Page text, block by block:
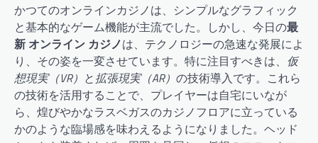
かつてのオンラインカジノは、シンプルなグラフィック
と基本的なゲーム機能が主流でした。しかし、今日の最
新 オンライン カジノは、テクノロジーの急速な発展によ
り、その姿を一変させています。特に注目すべきは、 仮
想現実（VR） と拡張現実（AR） の技術導入です。これら
の技術を活用することで、プレイヤーは自宅にいなが
ら、煌びやかなラスベガスのカジノフロアに立っている
かのような臨場感を味わえるようになりました。ヘッド